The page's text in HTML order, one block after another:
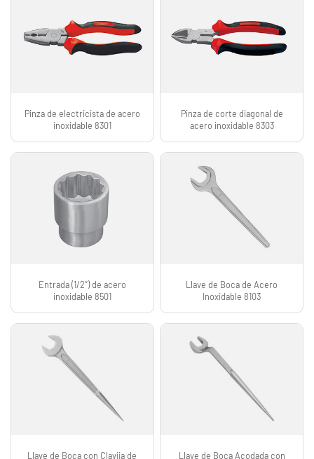
Pinza de electricista de acero
inoxidable 8301
Pinza de corte diagonal de
acero inoxidable 8303
Entrada (1/2″) de acero
inoxidable 8501
Llave de Boca de Acero
Inoxidable 8103
Llave de Boca con Clavija de
Llave de Boca Acodada con